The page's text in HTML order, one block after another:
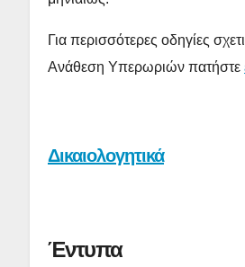
Για περισσότερες οδηγίες
Ανάθεση Υπερωριών πατήστε
Δικαιολογητικά
Έντυπα